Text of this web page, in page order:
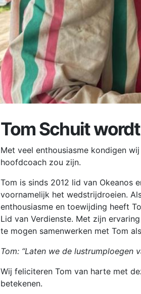
Tom Schuit
Met veel enthousiasme kondigen
hoofdcoach zou zijn.
Tom is sinds 2012 lid van Okeanos
voornamelijk het wedstrijdroeien.
enthousiasme en toewijding heeft
Lid van Verdienste. Met zijn
te mogen samenwerken met Tom
Tom: “Laten we de lustrumploegen
Wij feliciteren Tom van harte met
betekenen.